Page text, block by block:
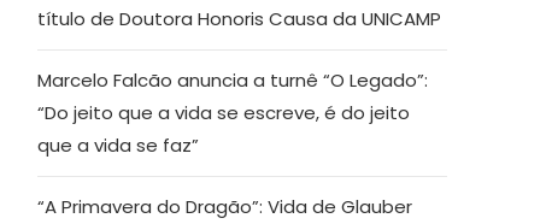
título de Doutora Honoris Causa da UNICAMP
Marcelo Falcão anuncia a turnê “O Legado”:
“Do jeito que a vida se escreve, é do jeito
que a vida se faz”
“A Primavera do Dragão”: Vida de Glauber